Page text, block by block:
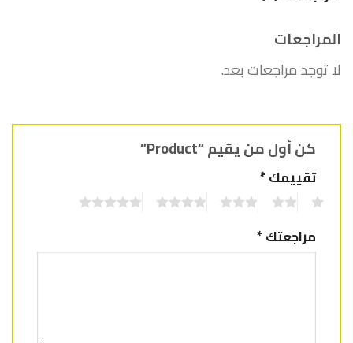
المراجعات
لا توجد مراجعات بعد.
كن أول من يقيم “Product”
تقييمك*
مراجعتك*